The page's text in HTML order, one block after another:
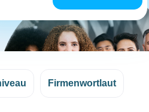
Firmenwortlaut